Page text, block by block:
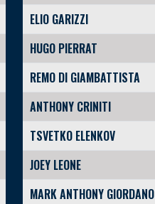
ELIO GARIZZI
HUGO PIERRAT
REMO DI GIAMBATTISTA
ANTHONY CRINITI
TSVETKO ELENKOV
JOEY LEONE
MARK ANTHONY GIORDANO